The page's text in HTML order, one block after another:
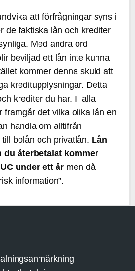
att förfrågningar syns i
de faktiska lån och krediter
Med andra ord
beviljad ett lån inte kunna
kommer denna skuld att
kreditupplysningar. Detta
krediter du har. I alla
framgår det vilka olika lån en
handla om alltifrån
bolån och privatlån. Lån
du återbetalat kommer
under ett år men då
information”.